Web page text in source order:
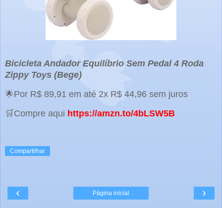
Bicicleta Andador Equilíbrio Sem Pedal 4 Roda
Zippy Toys (Bege)
🌟Por R$ 89,91 em até 2x R$ 44,96 sem juros
🛒Compre aqui https://amzn.to/4bLSW5B
Compartilhar
‹ ›
Página inicial